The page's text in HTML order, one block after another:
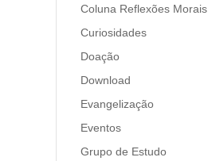
Coluna Reflexões Morais
Curiosidades
Doação
Download
Evangelização
Eventos
Grupo de Estudo